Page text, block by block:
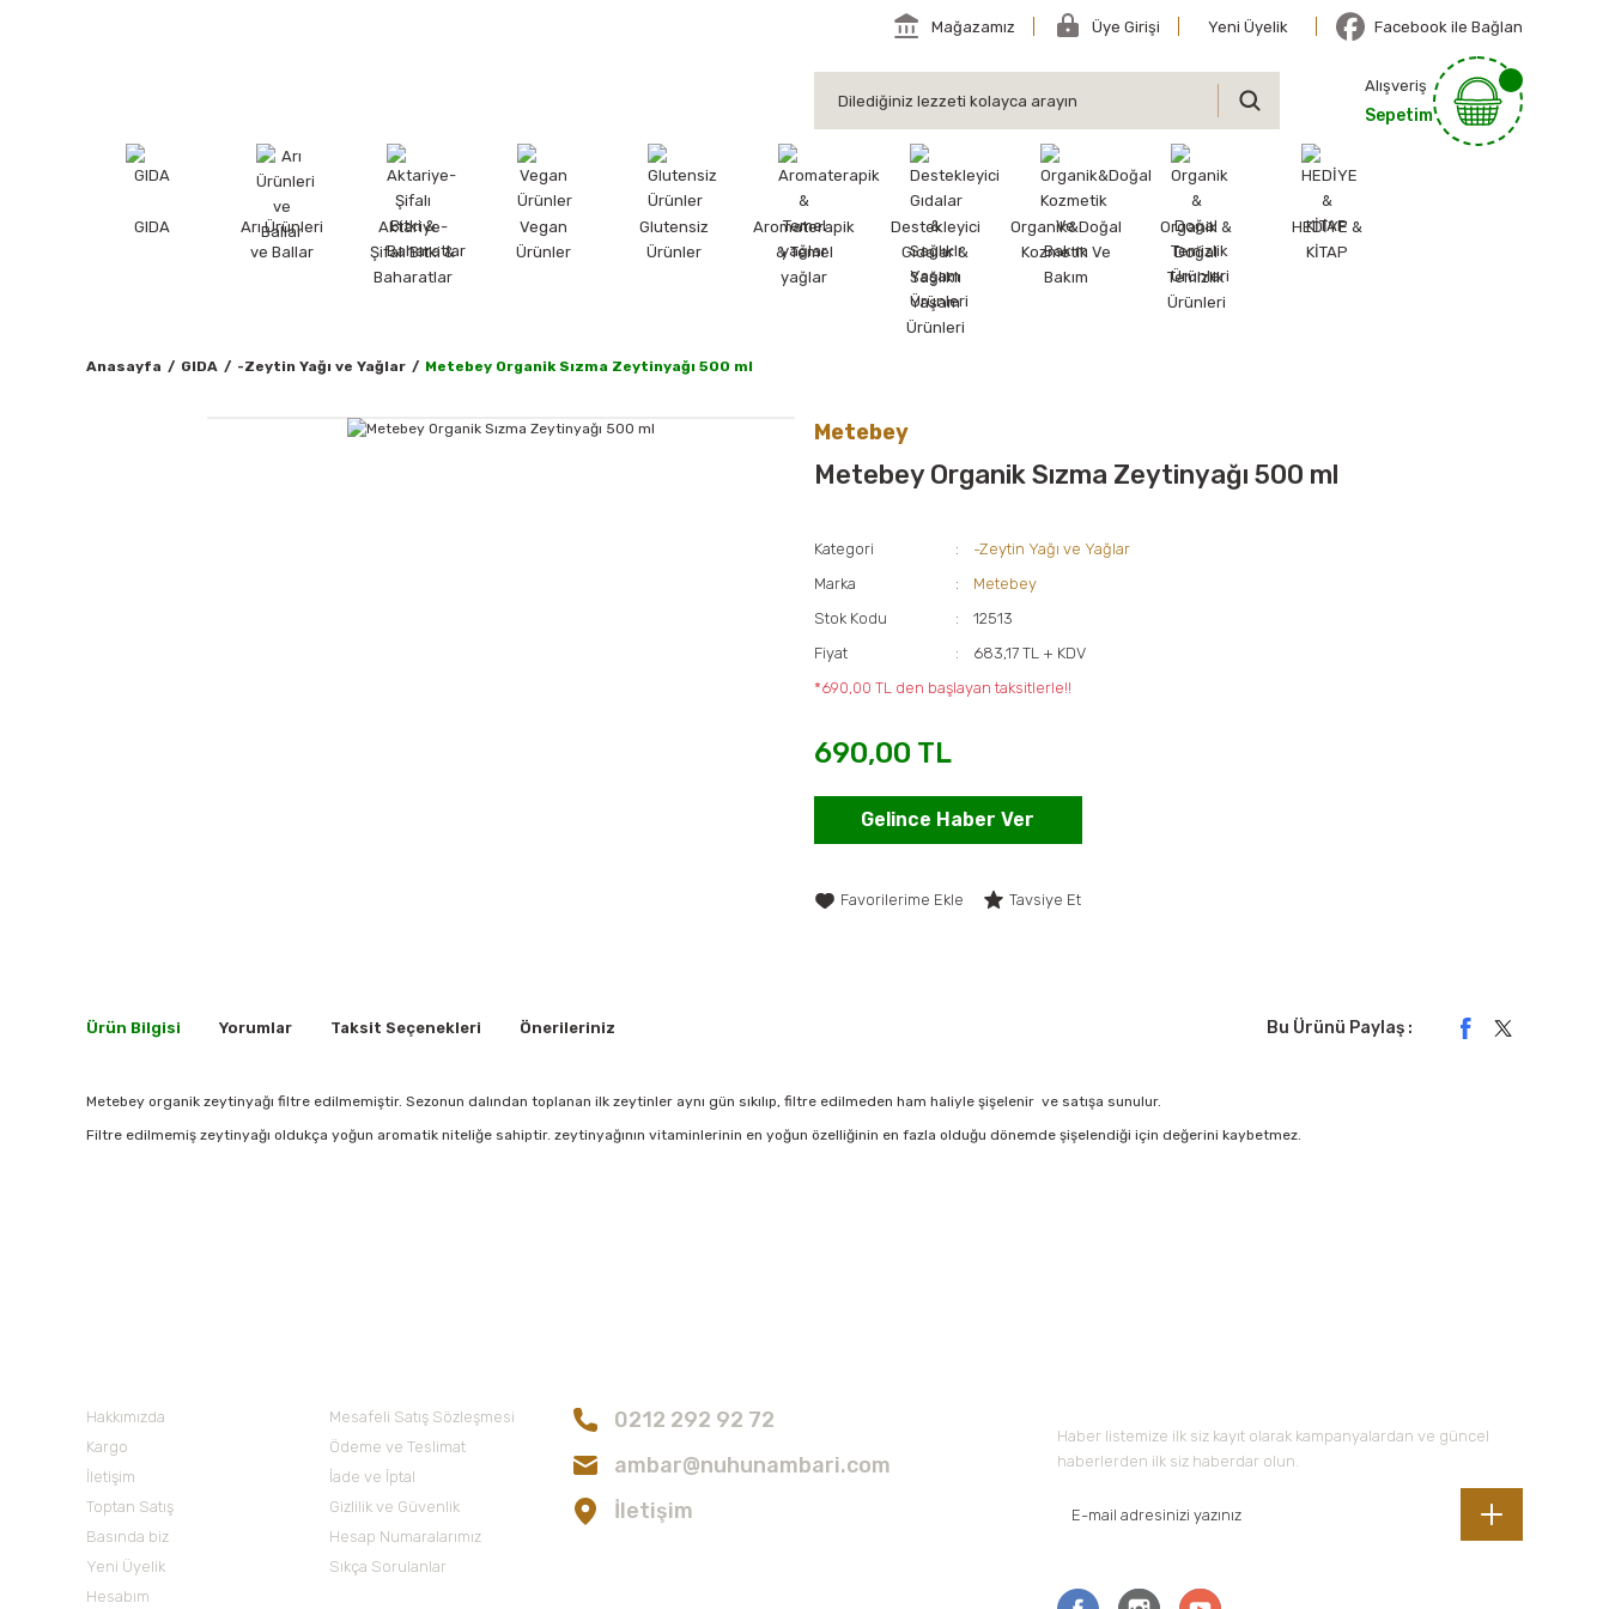
Mağazamız Üye Girişi Yeni Üyelik Facebook ile Bağlan
Alışveriş
Sepetim
GIDA
Arı Ürünleri
ve Ballar
Aktariye-
Şifalı Bitki &
Baharatlar
Vegan
Ürünler
Glutensiz
Ürünler
Aromaterapik
& Temel
yağlar
Destekleyici
Gıdalar &
Sağlıklı
Yaşam
Ürünleri
Organik&Doğal
Kozmetik Ve
Bakım
Organik &
Doğal
Temizlik
Ürünleri
HEDİYE &
KİTAP
Anasayfa GIDA -Zeytin Yağı ve Yağlar Metebey Organik Sızma Zeytinyağı 500 ml
Metebey
Metebey Organik Sızma Zeytinyağı 500 ml
Kategori
-Zeytin Yağı ve Yağlar
Marka
Metebey
Stok Kodu
12513
Fiyat
683,17 TL + KDV
*690,00 TL den başlayan taksitlerle!!
690,00 TL
Gelince Haber Ver
Tavsiye Et
Ürün Bilgisi Yorumlar Taksit Seçenekleri Önerileriniz Bu Ürünü Paylaş :
Metebey organik zeytinyağı filtre edilmemiştir. Sezonun dalından toplanan ilk zeytinler aynı gün sıkılıp, filtre edilmeden ham haliyle şişelenir ve satışa sunulur.
Filtre edilmemiş zeytinyağı oldukça yoğun aromatik niteliğe sahiptir. zeytinyağının vitaminlerinin en yoğun özelliğinin en fazla olduğu dönemde şişelendiği için değerini kaybetmez.
Hakkımızda
Kargo
İletişim
Toptan Satış
Basında biz
Yeni Üyelik
Hesabım
Mesafeli Satış Sözleşmesi
Ödeme ve Teslimat
İade ve İptal
Gizlilik ve Güvenlik
Hesap Numaralarımız
Sıkça Sorulanlar
0212 292 92 72
ambar@nuhunambari.com
İletişim
Haber listemize ilk siz kayıt olarak kampanyalardan ve güncel
haberlerden ilk siz haberdar olun.